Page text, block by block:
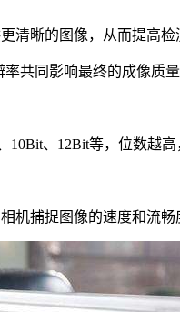
清晰的图像，从而提高检
共同影响最终的成像质量
、12Bit等，位数越高
捕捉图像的速度和流畅